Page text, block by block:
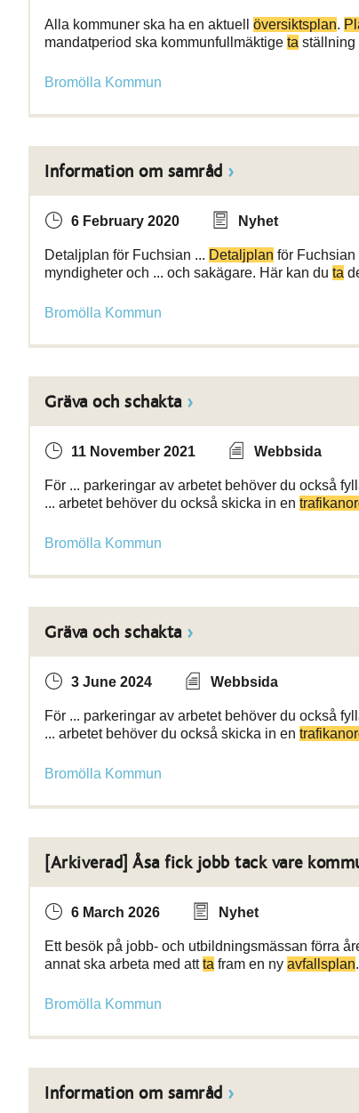
Alla kommuner ska ha en aktuell översiktsplan.
mandatperiod ska kommunfullmäktige ta ställning
Bromölla Kommun
Information om samråd
6 February 2020 Nyhet
Detaljplan för Fuchsian ... Detaljplan för Fuchsian
myndigheter och ... och sakägare. Här kan du ta
Bromölla Kommun
Gräva och schakta
11 November 2021 Webbsida
För ... parkeringar av arbetet behöver du också
... arbetet behöver du också skicka in en
Bromölla Kommun
Gräva och schakta
3 June 2024 Webbsida
För ... parkeringar av arbetet behöver du också
... arbetet behöver du också skicka in en
Bromölla Kommun
[Arkiverad] Åsa fick jobb tack vare
6 March 2026 Nyhet
Ett besök på jobb- och utbildningsmässan förra
annat ska arbeta med attta fram en ny avfallsplan.
Bromölla Kommun
Information om samråd